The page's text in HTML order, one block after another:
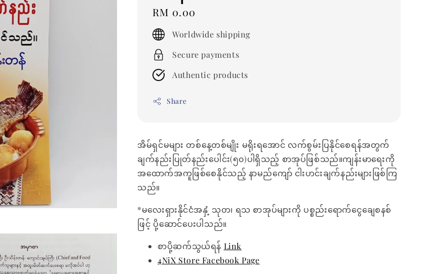
Regular
price
RM 0.00
Worldwide shipping
Secure payments
Authentic products
Share
အိမ်ရှင်မများ တစ်နေ့တစ်မျိုး မရိုးရအောင် လက်စွမ်းပြနိုင်စေရန်အတွက်
ချက်နည်းပြုတ်နည်းပေါင်း(၅၀)ပါရှိသည့် စာအုပ်ဖြစ်သည်။ကျန်းမာရေးကို
အထောက်အကူဖြစ်စေနိုင်သည့် နာမည်ကျော် ငါးဟင်းချက်နည်းများဖြစ်ကြ
သည်။
*မလေးရှားနိုင်ငံအနှံ့ သုတ၊ ရသ စာအုပ်များကို ပစ္စည်းရောက်ငွေချေစနစ်
ဖြင့် ပို့ဆောင်ပေးပါသည်။
စာပို့ဆက်သွယ်ရန် Link
4NiX Store Facebook Page